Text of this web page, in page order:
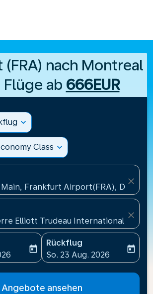
(FRA) nach Montreal
Flüge ab 666EUR
expand_more
Class expand_more
Frankfurt Airport(FRA),
close
Elliott Trudeau International
close
date-aria-label
today
Rückflug
fc-booking-return-date-
So. 23 Aug. 2026
today
Angebote ansehen